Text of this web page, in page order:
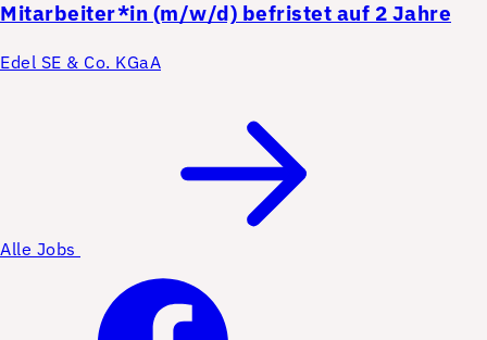
Mitarbeiter*in (m/w/d) befristet auf 2 Jahre
Edel SE & Co. KGaA
Alle Jobs